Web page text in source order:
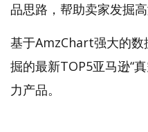
品思路，帮助卖家发掘
基于AmzChart强大的数
掘的最新TOP5亚马逊“
力产品。